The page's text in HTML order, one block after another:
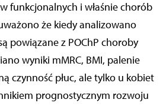
funkcjonalnych i właśnie chorób
że kiedy analizowano
powiązane z POChP choroby
wyniki mMRC, BMI, palenie
czynność płuc, ale tylko u kobiet
prognostycznym rozwoju